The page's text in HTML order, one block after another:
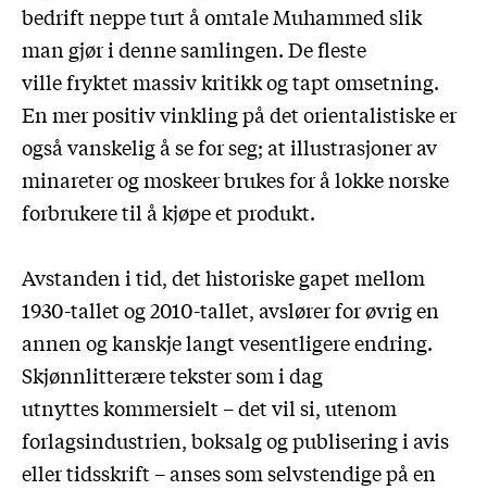
bedrift neppe turt å omtale Muhammed slik
man gjør i denne samlingen. De fleste
ville fryktet massiv kritikk og tapt omsetning.
En mer positiv vinkling på det orientalistiske er
også vanskelig å se for seg; at illustrasjoner av
minareter og moskeer brukes for å lokke norske
forbrukere til å kjøpe et produkt.
Avstanden i tid, det historiske gapet mellom
1930-tallet og 2010-tallet, avslører for øvrig en
annen og kanskje langt vesentligere endring.
Skjønnlitterære tekster som i dag
utnyttes kommersielt – det vil si, utenom
forlagsindustrien, boksalg og publisering i avis
eller tidsskrift – anses som selvstendige på en